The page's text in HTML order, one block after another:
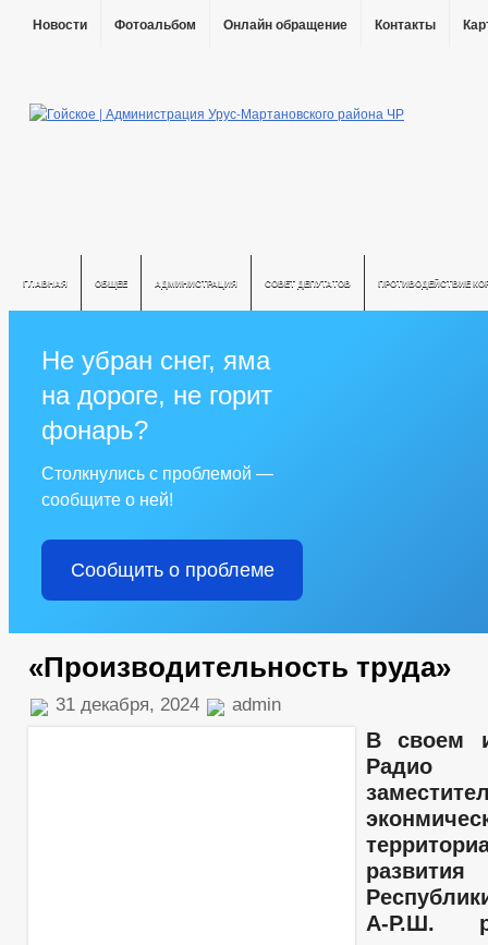
Новости Фотоальбом Онлайн обращение Контакты
ГЛАВНАЯ ОБЩЕЕ АДМИНИСТРАЦИЯ СОВЕТ ДЕПУТАТОВ ПРОТИВОДЕЙСТВИЕ
Не убран снег, яма
на дороге, не горит
фонарь?
Столкнулись с проблемой —
сообщите о ней!
Сообщить о проблеме
«Производительность труда»
31 декабря, 2024 admin
В своем
Радио
А-Р.Ш.